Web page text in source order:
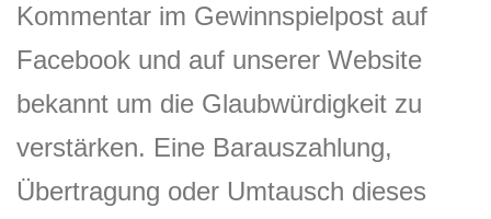
Kommentar im Gewinnspielpost auf
Facebook und auf unserer Website
bekannt um die Glaubwürdigkeit zu
verstärken. Eine Barauszahlung,
Übertragung oder Umtausch dieses